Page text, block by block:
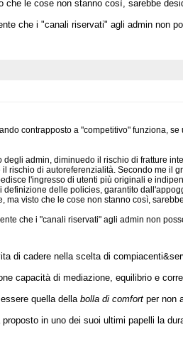
le cose non stanno così, sarebbe
che i "canali riservati" agli admin non
contrapposto a "competitivo" funziona,
admin, diminuedo il rischio di fratture
di autoreferenzialità. Secondo me il
l'ingresso di utenti più originali e
delle policies, garantito
visto che le cose non stanno così,
che i "canali riservati" agli admin non
di cadere nella scelta di
capacità di mediazione, equilibrio e
quella dellabolla di comfort per non
in uno dei suoi ultimi papelli la